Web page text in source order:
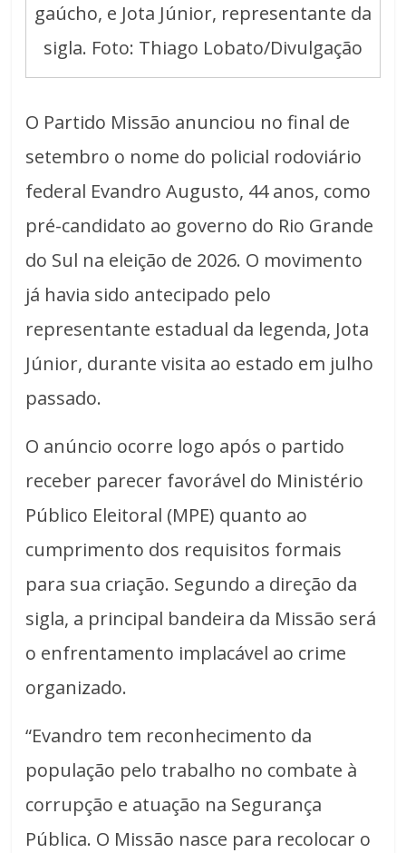
gaúcho, e Jota Júnior, representante da
sigla. Foto: Thiago Lobato/Divulgação
O Partido Missão anunciou no final de
setembro o nome do policial rodoviário
federal Evandro Augusto, 44 anos, como
pré-candidato ao governo do Rio Grande
do Sul na eleição de 2026. O movimento
já havia sido antecipado pelo
representante estadual da legenda, Jota
Júnior, durante visita ao estado em julho
passado.
O anúncio ocorre logo após o partido
receber parecer favorável do Ministério
Público Eleitoral (MPE) quanto ao
cumprimento dos requisitos formais
para sua criação. Segundo a direção da
sigla, a principal bandeira da Missão será
o enfrentamento implacável ao crime
organizado.
“Evandro tem reconhecimento da
população pelo trabalho no combate à
corrupção e atuação na Segurança
Pública. O Missão nasce para recolocar o